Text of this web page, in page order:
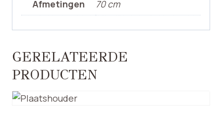
Afmetingen 70 cm
GERELATEERDE
PRODUCTEN